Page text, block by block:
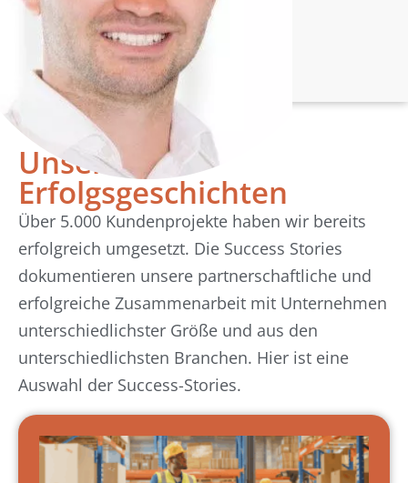
Unsere
Erfolgsgeschichten
Über 5.000 Kundenprojekte haben wir bereits
erfolgreich umgesetzt. Die Success Stories
dokumentieren unsere partnerschaftliche und
erfolgreiche Zusammenarbeit mit Unternehmen
unterschiedlichster Größe und aus den
unterschiedlichsten Branchen. Hier ist eine
Auswahl der Success-Stories.